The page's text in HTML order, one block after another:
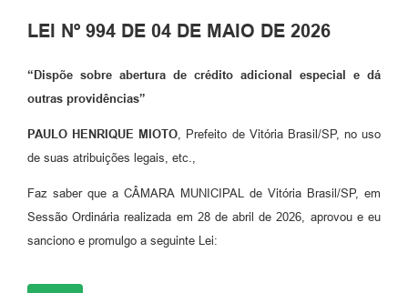
Links
Emprega
A Prefeitura
LEI Nº 994 DE 04 DE MAIO DE 2026
“Dispõe sobre abertura de crédito adicional especial e dá
outras providências”
PAULO HENRIQUE MIOTO, Prefeito de Vitória Brasil/SP, no uso
de suas atribuições legais, etc.,
Faz saber que a CÂMARA MUNICIPAL de Vitória Brasil/SP, em
Sessão Ordinária realizada em 28 de abril de 2026, aprovou e eu
sanciono e promulgo a seguinte Lei: